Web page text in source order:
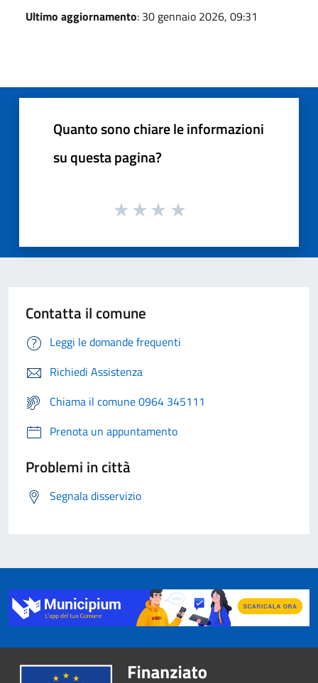
Ultimo aggiornamento: 30 gennaio 2026, 09:31
Quanto sono chiare le informazioni
su questa pagina?
Contatta il comune
Leggi le domande frequenti
Richiedi Assistenza
Chiama il comune 0964 345111
Prenota un appuntamento
Problemi in città
Segnala disservizio